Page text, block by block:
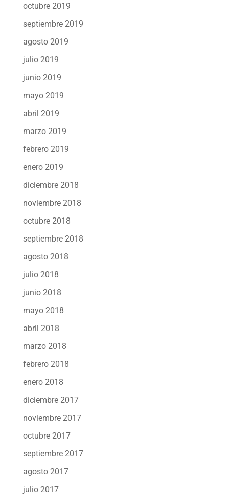
octubre 2019
septiembre 2019
agosto 2019
julio 2019
junio 2019
mayo 2019
abril 2019
marzo 2019
febrero 2019
enero 2019
diciembre 2018
noviembre 2018
octubre 2018
septiembre 2018
agosto 2018
julio 2018
junio 2018
mayo 2018
abril 2018
marzo 2018
febrero 2018
enero 2018
diciembre 2017
noviembre 2017
octubre 2017
septiembre 2017
agosto 2017
julio 2017